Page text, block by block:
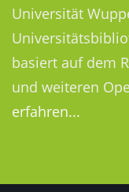
Universität
basiert auf dem
und weiteren
erfahren...